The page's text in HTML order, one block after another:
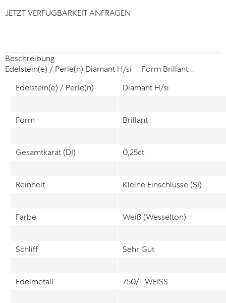
JETZT VERFÜGBARKEIT ANFRAGEN
Beschreibung
Edelstein(e) / Perle(n) Diamant H/si Form Brillant...
Edelstein(e) / Perle(n)
Diamant H/si
Form Brillant
Gesamtkarat (DI) 0,25ct.
Reinheit Kleine Einschlüsse (SI)
Farbe Weiß (Wesselton)
Schliff Sehr Gut
Edelmetall 750/- WEISS